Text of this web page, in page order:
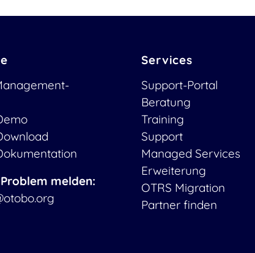
melden:
Services
Support-Portal
Beratung
Training
Support
Managed Services
Erweiterung
OTRS Migration
Partner finden